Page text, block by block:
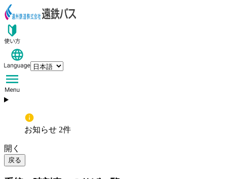
お知らせ 2件
開く
戻る